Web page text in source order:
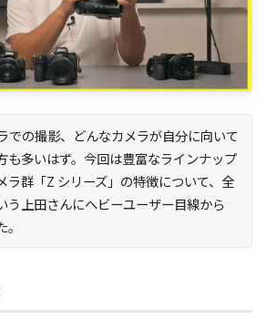
の撮影、どんなカメラが自分に向いて
も多いはず。今回は豊富なラインナップ
群「Z シリーズ」の特徴について、全
う上田さんにヘビーユーザー目線から